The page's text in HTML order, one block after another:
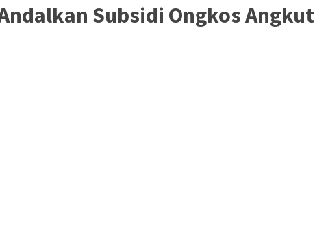
Subsidi Ongkos Angkut